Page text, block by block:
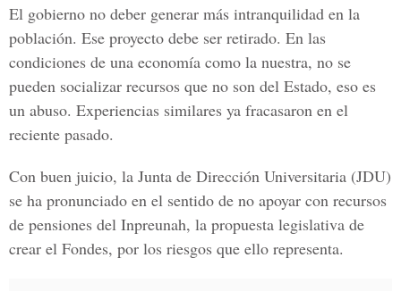
El gobierno no deber generar más intranquilidad en la
población. Ese proyecto debe ser retirado. En las
condiciones de una economía como la nuestra, no se
pueden socializar recursos que no son del Estado, eso es
un abuso. Experiencias similares ya fracasaron en el
reciente pasado.
Con buen juicio, la Junta de Dirección Universitaria (JDU)
se ha pronunciado en el sentido de no apoyar con recursos
de pensiones del Inpreunah, la propuesta legislativa de
crear el Fondes, por los riesgos que ello representa.